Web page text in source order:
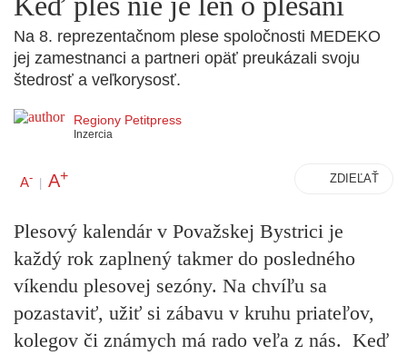
Na 8. reprezentačnom plese spoločnosti MEDEKO
jej zamestnanci a partneri opäť preukázali svoju
štedrosť a veľkorysosť.
Regiony Petitpress
Inzercia
A- | A+ ZDIEĽAŤ
Plesový kalendár v Považskej Bystrici je
každý rok zaplnený takmer do posledného
víkendu plesovej sezóny. Na chvíľu sa
pozastaviť, užiť si zábavu v kruhu priateľov,
kolegov či známych má rado veľa z nás. Keď